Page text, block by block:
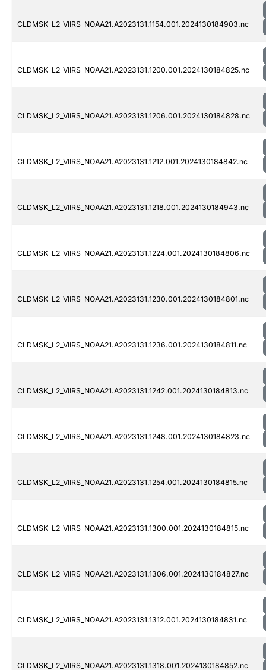
CLDMSK_L2_VIIRS_NOAA21.A2023131.1154.001.2024130184903.nc
CLDMSK_L2_VIIRS_NOAA21.A2023131.1200.001.2024130184825.nc
CLDMSK_L2_VIIRS_NOAA21.A2023131.1206.001.2024130184828.nc
CLDMSK_L2_VIIRS_NOAA21.A2023131.1212.001.2024130184842.nc
CLDMSK_L2_VIIRS_NOAA21.A2023131.1218.001.2024130184943.nc
CLDMSK_L2_VIIRS_NOAA21.A2023131.1224.001.2024130184806.nc
CLDMSK_L2_VIIRS_NOAA21.A2023131.1230.001.2024130184801.nc
CLDMSK_L2_VIIRS_NOAA21.A2023131.1236.001.2024130184811.nc
CLDMSK_L2_VIIRS_NOAA21.A2023131.1242.001.2024130184813.nc
CLDMSK_L2_VIIRS_NOAA21.A2023131.1248.001.2024130184823.nc
CLDMSK_L2_VIIRS_NOAA21.A2023131.1254.001.2024130184815.nc
CLDMSK_L2_VIIRS_NOAA21.A2023131.1300.001.2024130184815.nc
CLDMSK_L2_VIIRS_NOAA21.A2023131.1306.001.2024130184827.nc
CLDMSK_L2_VIIRS_NOAA21.A2023131.1312.001.2024130184831.nc
CLDMSK_L2_VIIRS_NOAA21.A2023131.1318.001.2024130184852.nc